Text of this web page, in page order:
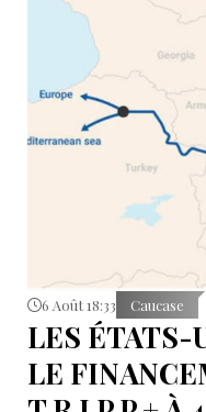
6 Août 18:33 Caucase
LES ÉTATS-
LE